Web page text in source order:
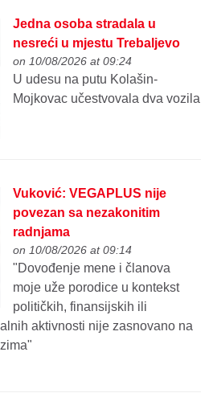
Jedna osoba stradala u
nesreći u mjestu Trebaljevo
on 10/08/2026 at 09:24
U udesu na putu Kolašin-
Mojkovac učestvovala dva vozila
Vuković: VEGAPLUS nije
povezan sa nezakonitim
radnjama
on 10/08/2026 at 09:14
"Dovođenje mene i članova
moje uže porodice u kontekst
političkih, finansijskih ili
aktivnosti nije zasnovano na